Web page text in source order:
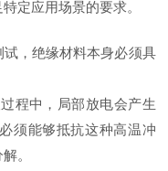
定应用场景的要求。
，绝缘材料本身必须具
程中，局部放电会产生
须能够抵抗这种高温冲
。